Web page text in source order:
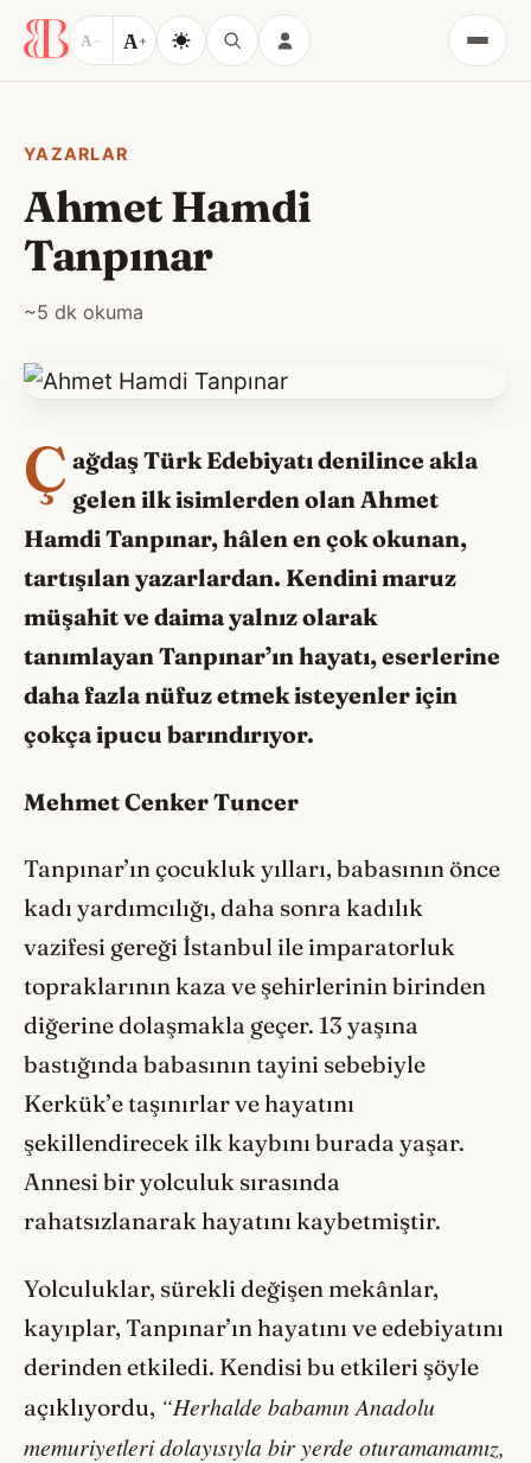
A − A+
Menü
YAZARLAR
Ahmet Hamdi
Tanpınar
~5 dk okuma
Ç ağdaş Türk Edebiyatı denilince akla
gelen ilk isimlerden olan Ahmet
Hamdi Tanpınar, hâlen en çok okunan,
tartışılan yazarlardan. Kendini maruz
müşahit ve daima yalnız olarak
tanımlayan Tanpınar’ın hayatı, eserlerine
daha fazla nüfuz etmek isteyenler için
çokça ipucu barındırıyor.
Mehmet Cenker Tuncer
Tanpınar’ın çocukluk yılları, babasının önce
kadı yardımcılığı, daha sonra kadılık
vazifesi gereği İstanbul ile imparatorluk
topraklarının kaza ve şehirlerinin birinden
diğerine dolaşmakla geçer. 13 yaşına
bastığında babasının tayini sebebiyle
Kerkük’e taşınırlar ve hayatını
şekillendirecek ilk kaybını burada yaşar.
Annesi bir yolculuk sırasında
rahatsızlanarak hayatını kaybetmiştir.
Yolculuklar, sürekli değişen mekânlar,
kayıplar, Tanpınar’ın hayatını ve edebiyatını
derinden etkiledi. Kendisi bu etkileri şöyle
açıklıyordu, “Herhalde babamın Anadolu
memuriyetleri dolayısıyla bir yerde oturamamamız,